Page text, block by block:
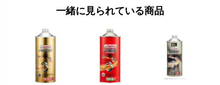
一緒に見られている商品